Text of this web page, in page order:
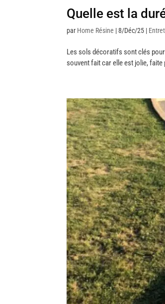
Quelle est la
par Home Résine |8/Déc/25 |
Les sols décoratifs sont clés
souvent fait car elle est jolie, faite